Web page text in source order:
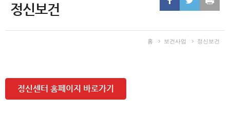
정신보건
홈 보건사업 정신보건
정신센터 홈페이지 바로가기